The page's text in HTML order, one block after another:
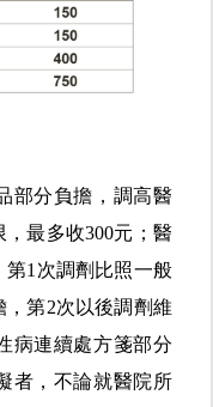
部分負擔，調高醫
最多收300元；醫
第1次調劑比照一般
第2次以後調劑維
病連續處方箋部分
者，不論就醫院所